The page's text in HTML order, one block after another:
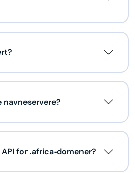
navneservere?
for .africa‑domener?